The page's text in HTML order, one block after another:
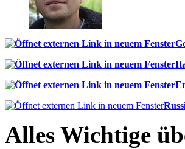
Alles Wichtige